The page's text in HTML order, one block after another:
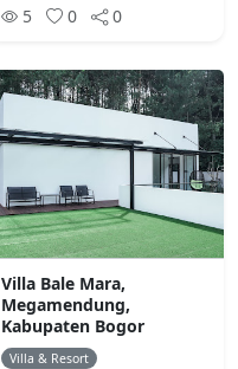
5 0 0
Villa Bale Mara,
Megamendung,
Kabupaten Bogor
Villa & Resort